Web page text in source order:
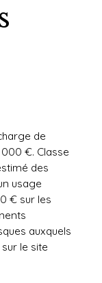
de
€. Classe
des
usage
€ sur les
auxquels
le site